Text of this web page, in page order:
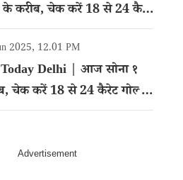
के करीब, चेक करें 18 से 24 कैरेट
2025, 12.01 PM
Delhi | आज सोना १
चेक करें 18 से 24 कैरेट गोल्ड